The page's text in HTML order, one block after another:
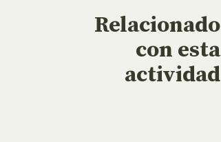
Relacionado
con esta
actividad